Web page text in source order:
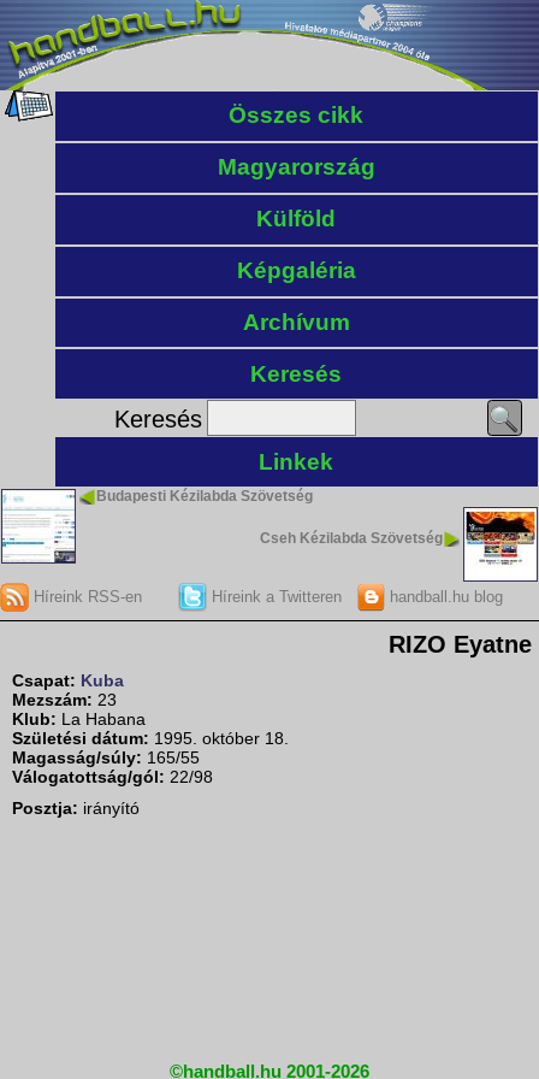
Összes cikk
Magyarország
Külföld
Képgaléria
Archívum
Keresés
Keresés
Linkek
Budapesti Kézilabda Szövetség
Cseh Kézilabda Szövetség
Híreink RSS-en Híreink a Twitteren handball.hu blog
RIZO Eyatne
Csapat: Kuba
Mezszám: 23
Klub: La Habana
Születési dátum: 1995. október 18.
Magasság/súly: 165/55
Válogatottság/gól: 22/98
Posztja: irányító
©handball.hu 2001-2026